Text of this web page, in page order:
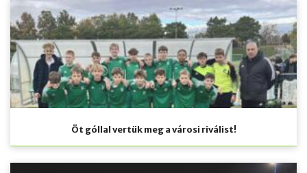
Öt góllal vertük meg a városi riválist!